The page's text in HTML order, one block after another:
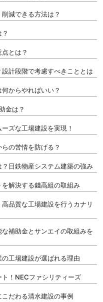
減できる方法は？
とは？
計段階で考慮すべきこととは
からやればいい？
金は？
ズな工場建設を実現！
の苦情を防げる？
日鉄物産システム建築の強み
解決する錢高組の取組み
品質な工場建設を行うカナリ
補助金とサンエイの取組みを
工場建設が選ばれる理由
！NECファシリティーズ
だわる清水建設の事例